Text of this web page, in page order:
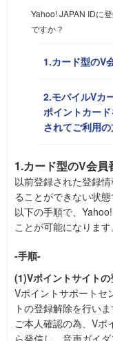
Yahoo! JAPAN IDに
ですか？
1.カード型のV
2.モバイルVカ
ポイントカー
されてご利用の
1.カード型のV会員
以前登録された登録
ることができない状態
以下の手順で、
ことが可能になります
-手順-
(1)Vポイントサイト
Vポイントサポートセ
トの登録解除を行いま
ご本人確認の為、Vポ